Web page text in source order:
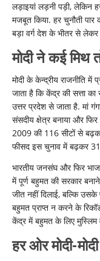
लड़ाइयां लड़नी पड़ी, लेकिन
मजबूत किया. हर चुनौती
बड़ा वर्ग देश के भीतर से लेकर
मोदी ने कई मिथ
मोदी के केन्द्रीय राजनीति
जाता है कि केंद्र की सत्ता
उत्तर प्रदेश से जाता है. मां
संसदीय क्षेत्र बनाया और
2009 की 116 सीटों से
फीसद इस चुनाव में बढ़कर 31
भारतीय जनसंघ और फिर
में पूर्ण बहुमत की सरकार
जीत नहीं दिलाई, बल्कि
बहुमत प्राप्त न करने के
केंद्र में बहुमत के लिए मुस्लिम
हर ओर मोदी-मोदी